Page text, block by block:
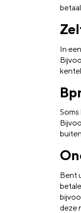
In
Soms
Bent
deze